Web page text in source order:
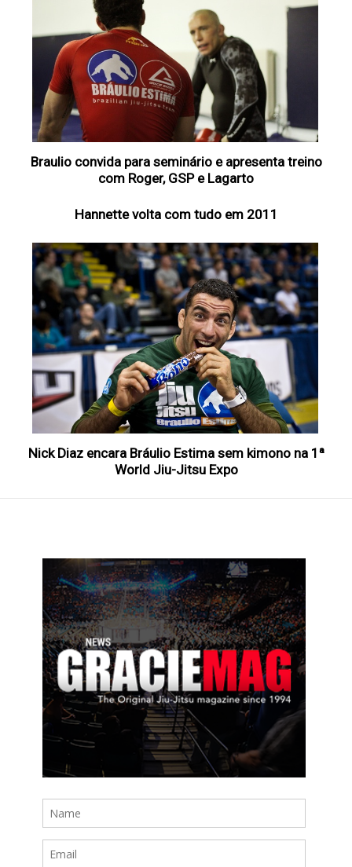
Braulio convida para seminário e apresenta treino
com Roger, GSP e Lagarto
Hannette volta com tudo em 2011
Nick Diaz encara Bráulio Estima sem kimono na 1ª
World Jiu-Jitsu Expo